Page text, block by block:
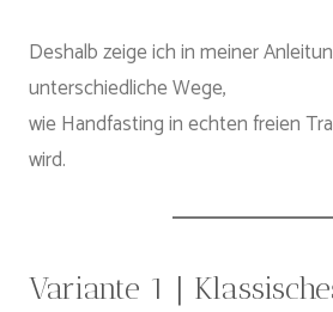
Deshalb zeige ich in meiner
unterschiedliche Wege,
wie Handfasting in echten freien
wird.
Variante 1 |